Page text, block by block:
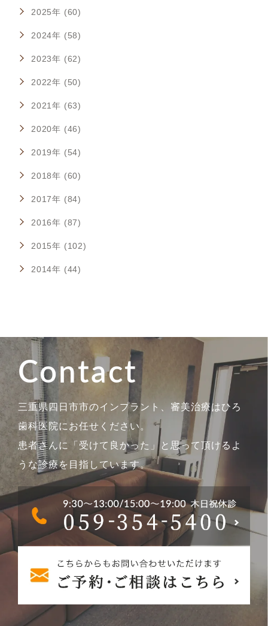
2025年 (60)
2024年 (58)
2023年 (62)
2022年 (50)
2021年 (63)
2020年 (46)
2019年 (54)
2018年 (60)
2017年 (84)
2016年 (87)
2015年 (102)
2014年 (44)
Contact
三重県四日市市のインプラント、審美治療はひろ
歯科医院にお任せください。
患者さんに「受けて良かった」と思って頂けるよ
うな診療を目指しています。